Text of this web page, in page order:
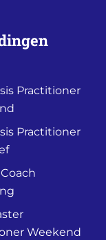
Practitioner
Practitioner
Weekend